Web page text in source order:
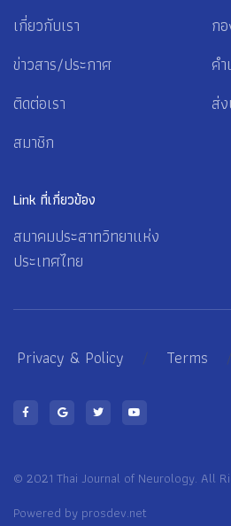
เกี่ยวกับเรา
ข่าวสาร/ประกาศ
ติดต่อเรา
สมาชิก
ก
ค
ส่
Link ที่เกี่ยวข้อง
สมาคมประสาทวิทยาแห่ง
ประเทศไทย
Privacy & Policy / Terms /
© 2021 Thai Journal of Neurology. All
Powered by prosdev.net